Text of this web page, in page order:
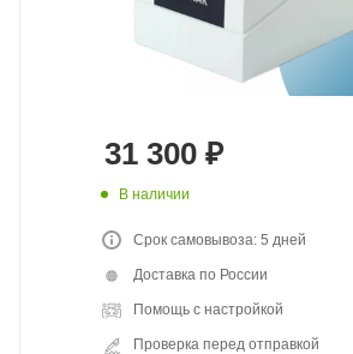
31 300 ₽
В наличии
Срок самовывоза: 5 дней
Доставка по России
Помощь с настройкой
Проверка перед отправкой